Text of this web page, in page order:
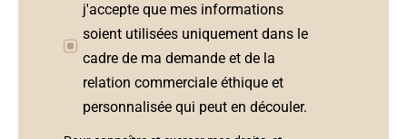
j'accepte que mes informations
soient utilisées uniquement dans le
cadre de ma demande et de la
relation commerciale éthique et
personnalisée qui peut en découler.